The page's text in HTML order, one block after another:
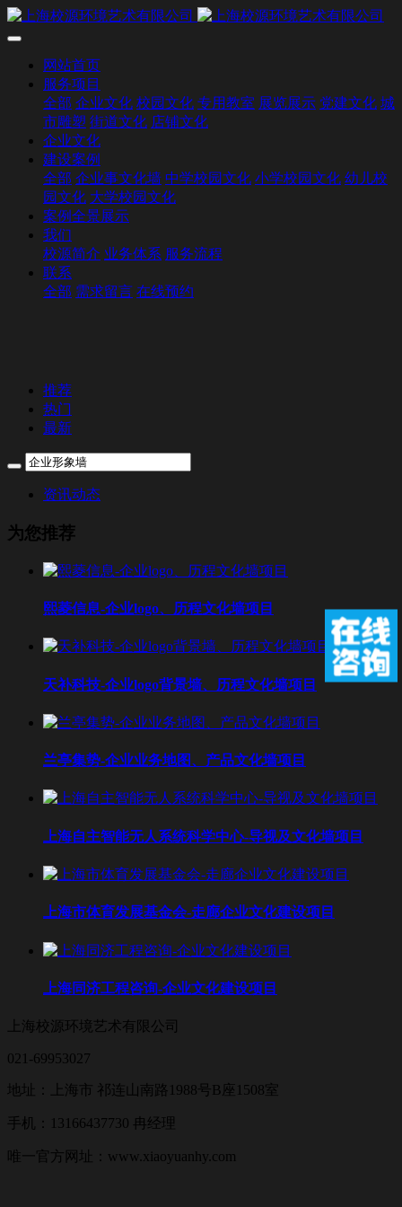
网站首页
服务项目
全部 企业文化 校园文化 专用教室 展览展示 党建文化 城
市雕塑 街道文化 店铺文化
企业文化
建设案例
全部 企业事文化墙 中学校园文化 小学校园文化 幼儿校
园文化 大学校园文化
案例全景展示
我们
校源简介 业务体系 服务流程
联系
全部 需求留言 在线预约
推荐
热门
最新
资讯动态
为您推荐
熙菱信息-企业logo、历程文化墙项目
天补科技-企业logo背景墙、历程文化墙项目
兰亭集势-企业业务地图、产品文化墙项目
上海自主智能无人系统科学中心-导视及文化墙项目
上海市体育发展基金会-走廊企业文化建设项目
上海同济工程咨询-企业文化建设项目
上海校源环境艺术有限公司
021-69953027
地址：上海市 祁连山南路1988号B座1508室
手机：13166437730 冉经理
唯一官方网址：www.xiaoyuanhy.com